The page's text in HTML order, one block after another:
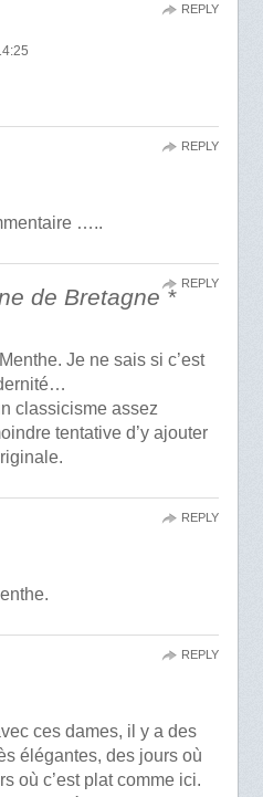
REPLY
…..
REPLY
de Bretagne *
Je ne sais si c’est
classicisme assez
tentative d’y ajouter
REPLY
REPLY
ces dames, il y a des
élégantes, des jours où
où c’est plat comme ici.
REPLY